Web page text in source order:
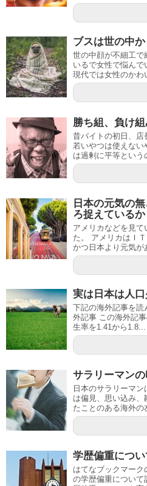
ブスは世の中
世の中顔が不細工で
いるで女性で悩んで
現代では女性のかわ
勝ち組、負け
昔バイトの初日、
若いやつは使えない
は過剰に平等とい
日本の元気の
ろ捉えている
アメリカなどを見て
た。 アメリカはＩ
かつ日本より元気
実は日本は人
下記の海外記事を
外記事 この海外記
生率を1.41から1.8...
サラリーマン
日本のサラリーマ
は偏見、思い込み、
たことのある海外
学歴偏重につい
はてなブックマー
の学歴偏重につい